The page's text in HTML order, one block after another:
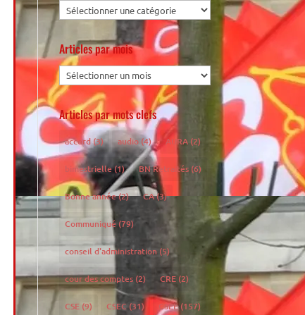
Articles par mois
Articles par mots clefs
accord(3) audio(4) AURA(2)
bimestrielle(1) BN Retraités(6)
Bonne année(2) CA(3)
Communiqué(79)
conseil d'administration(5)
cour des comptes(2) CRE(2)
CSE(9) CSEC(31) CSEE(157)